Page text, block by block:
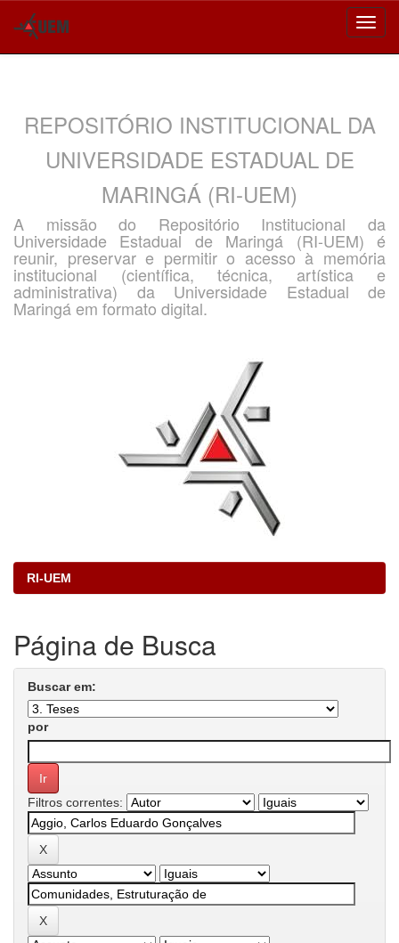
REPOSITÓRIO INSTITUCIONAL DA
UNIVERSIDADE ESTADUAL DE
MARINGÁ (RI-UEM)
A missão do Repositório Institucional da
Universidade Estadual de Maringá (RI-UEM) é
reunir, preservar e permitir o acesso à memória
institucional (científica, técnica, artística e
administrativa) da Universidade Estadual de
Maringá em formato digital.
RI-UEM
Página de Busca
Buscar em:
por
Filtros correntes: